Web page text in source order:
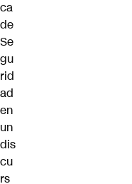
ca
de
Se
gu
rid
ad
en
un
dis
cu
rs